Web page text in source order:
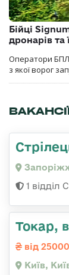
Бійці
дронарів та
Оператори
з якої ворог
1 відділ
Токар,
від
Київ,